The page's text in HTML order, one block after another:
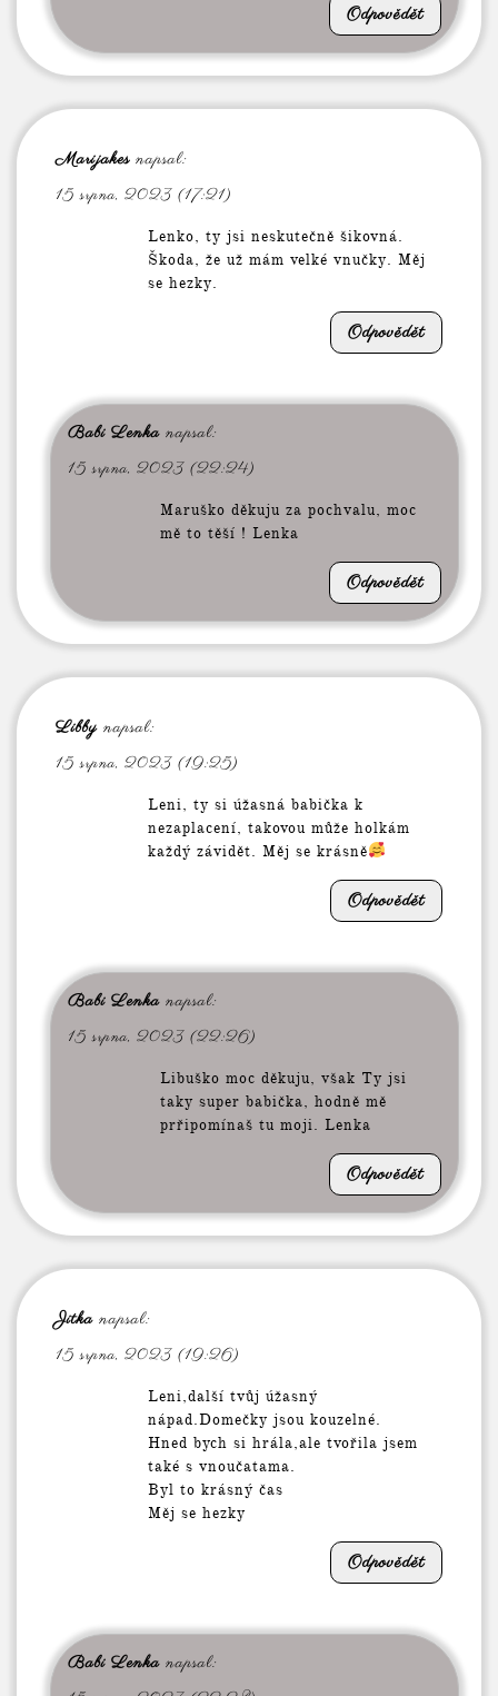
Odpovědět
Marijakes napsal:
15 srpna, 2023 (17:21)
Lenko, ty jsi neskutečně šikovná.
Škoda, že už mám velké vnučky. Měj
se hezky.
Odpovědět
Babi Lenka napsal:
15 srpna, 2023 (22:24)
Maruško děkuju za pochvalu, moc
mě to těší ! Lenka
Odpovědět
Libby napsal:
15 srpna, 2023 (19:25)
Leni, ty si úžasná babička k
nezaplacení, takovou může holkám
každý závidět. Měj se krásně
Odpovědět
Babi Lenka napsal:
15 srpna, 2023 (22:26)
Libuško moc děkuju, však Ty jsi
taky super babička, hodně mě
prřipomínaš tu moji. Lenka
Odpovědět
Jitka napsal:
15 srpna, 2023 (19:26)
Leni,další tvůj úžasný
nápad.Domečky jsou kouzelné.
Hned bych si hrála,ale tvořila jsem
také s vnoučatama.
Byl to krásný čas
Měj se hezky
Odpovědět
Babi Lenka napsal: